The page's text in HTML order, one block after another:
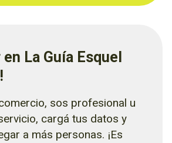
La Guía Esquel
sos profesional u
cargá tus datos y
a más personas. ¡Es